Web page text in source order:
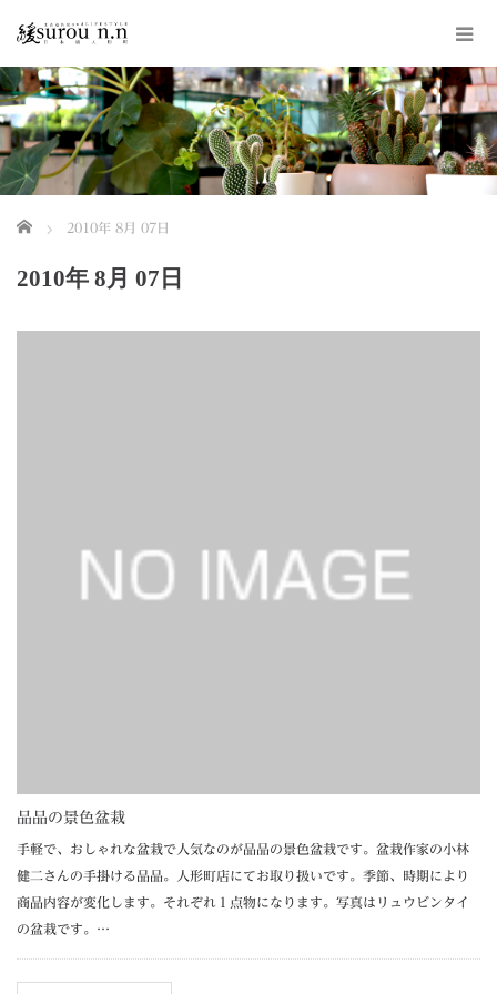
ホーム 2010年 8月 07日
2010年 8月 07日
品品の景色盆栽
手軽で、おしゃれな盆栽で人気なのが品品の景色盆栽です。盆栽作家の小林
健二さんの手掛ける品品。人形町店にてお取り扱いです。季節、時期により
商品内容が変化します。それぞれ１点物になります。写真はリュウビンタイ
の盆栽です。…